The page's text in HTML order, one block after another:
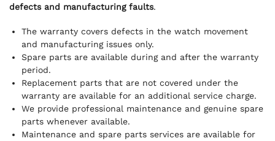
defects and manufacturing faults.
The warranty covers defects in the watch movement
and manufacturing issues only.
Spare parts are available during and after the warranty
period.
Replacement parts that are not covered under the
warranty are available for an additional service charge.
We provide professional maintenance and genuine spare
parts whenever available.
Maintenance and spare parts services are available for